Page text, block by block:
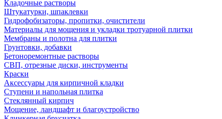
Кладочные растворы
Штукатурки, шпаклевки
Гидрофобизаторы, пропитки, очистители
Материалы для мощения и укладки тротуарной плитки
Мембраны и полотна для плитки
Грунтовки, добавки
Бетоноремонтные растворы
СВП, отрезные диски, инструменты
Краски
Аксессуары для кирпичной кладки
Ступени и напольная плитка
Cтеклянный кирпич
Мощение, ландшафт и благоустройство